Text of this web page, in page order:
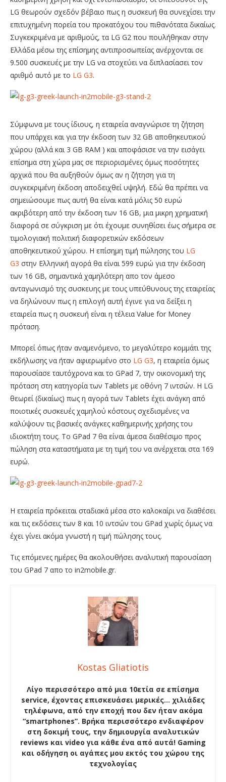
LG θεωρούν σχεδόν βέβαιο πως η συσκευή θα συνεχίσει την
επιτυχημένη πορεία του προκατόχου του πιθανότατα δικαίως.
Συγκεκριμένα με αριθμούς, τα LG G2 που πουλήθηκαν στην
Ελλάδα μέσω της επίσημης αντιπροσωπείας ανέρχονται σε
9.500 συσκευές με την LG να στοχεύει να διπλασίασει τον
αριθμό αυτό με το LG G3.
Σύμφωνα με τους ίδιους, η εταιρεία αναγνώρισε τη ζήτηση
που υπάρχει και για την έκδοση των 32 GB αποθηκευτικού
χώρου (αλλά και 3 GB RAM ) και αποφάσισε να την εισάγει
επίσημα στη χώρα μας σε περιορισμένες όμως ποσότητες
αρχικά που θα αυξηθούν όμως αν η ζήτηση για τη
συγκεκριμένη έκδοση αποδειχθεί υψηλή. Εδώ θα πρέπει να
σημειώσουμε πως αυτή θα είναι κατά μόλις 50 ευρώ
ακριβότερη από την έκδοση των 16 GB, μια μικρη χρηματική
διαφορά σε σύγκριση με ότι έχουμε συνηθίσει έως σήμερα σε
τιμολογιακή πολιτική διαφορετικών εκδόσεων
αποθηκευτικού χώρου. Η επίσημη τιμή πώλησης του LG
G3 στην Ελληνική αγορά θα είναι 599 ευρώ για την έκδοση
των 16 GB, σημαντικά χαμηλότερη απο τον άμεσο
ανταγωνισμό της συσκευης με τους υπεύθυνους της εταιρείας
να δηλώνουν πως η επιλογή αυτή έγινε για να δείξει η
εταιρεία πως η συσκευή είναι η τέλεια Value for Money
πρόταση.
Μπορεί όπως ήταν αναμενόμενο, το μεγαλύτερο κομμάτι της
εκδήλωσης να ήταν αφιερωμένο στο LG G3, η εταιρεία όμως
παρουσίασε ταυτόχρονα και το GPad 7, την οικονομική της
πρόταση στη κατηγορία των Tablets με οθόνη 7 ιντσών. Η LG
θεωρεί (δικαίως) πως η αγορά των Tablets έχει ανάγκη από
ποιοτικές συσκευές χαμηλού κόστους σχεδισμένες να
καλύψουν τις βασικές ανάγκες καθημερινής χρήσης του
ιδιοκτήτη τους. Το GPad 7 θα είναι άμεσα διαθέσιμο προς
πώληση στα καταστήματα με τη τιμή του να ανέρχεται στα 169
ευρώ.
Η εταιρεία πρόκειται σταδιακά μέσα στο καλοκαίρι να διαθέσει
και τις εκδόσεις των 8 και 10 ιντσών του GPad χωρίς όμως να
έχει γίνει ακόμα γνωστή η τιμή πώλησης τους.
Τις επόμενες ημέρες θα ακολουθήσει αναλυτική παρουσίαση
του GPad 7 απο το in2mobile.gr.
Kostas Gliatiotis
Λίγο περισσότερο από μια 10ετία σε επίσημα
service, έχοντας επισκευάσει μερικές… χιλιάδες
τηλέφωνα, από την εποχή που δεν ήταν ακόμα
“smartphones”. Βρήκα περισσότερο ενδιαφέρον
στη δοκιμή τους, την δημιουργία αναλυτικών
reviews και video για κάθε ένα από αυτά! Gaming
και οδήγηση οι αγάπες μου εκτός του χώρου της
τεχνολογίας